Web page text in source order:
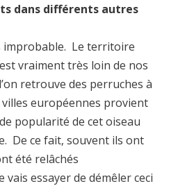
dans différents autres
improbable. Le territoire
vraiment très loin de nos
retrouve des perruches à
européennes provient
popularité de cet oiseau
De ce fait, souvent ils ont
été relâchés
essayer de démêler ceci